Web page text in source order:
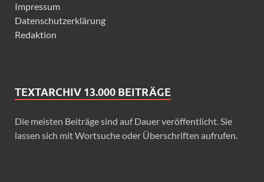
Impressum
Datenschutzerklärung
Redaktion
TEXTARCHIV 13.000 BEITRÄGE
Die meisten Beiträge sind auf Dauer veröffentlicht. Sie
lassen sich mit Wortsuche oder Überschriften aufrufen.